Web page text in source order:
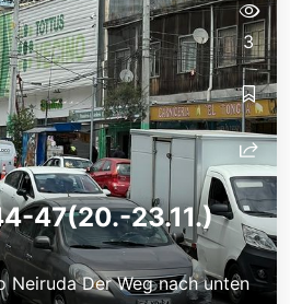
47(20.-23.11.)
Neiruda Der Weg nach unten
3